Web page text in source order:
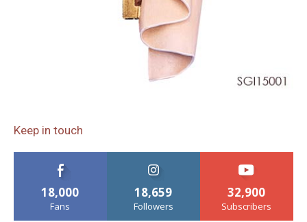
Keep in touch
18,000
Fans
18,659
Followers
32,900
Subscribers